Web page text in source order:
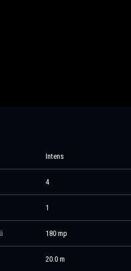
Intens
4
1
180 mp
20.0 m